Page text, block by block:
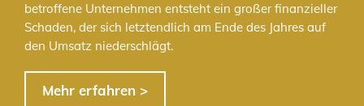
betroffene Unternehmen entsteht ein großer finanzieller
Schaden, der sich letztendlich am Ende des Jahres auf
den Umsatz niederschlägt.
Mehr erfahren >